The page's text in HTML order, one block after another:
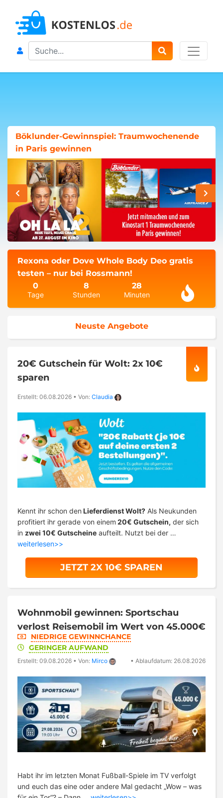
Search
Böklunder-Gewinnspiel: Traumwochenende
in Paris gewinnen
Rexona oder Dove Whole Body Deo gratis
testen – nur bei Rossmann!
0
Tage
8
Stunden
28
Minuten
Neuste Angebote
20€ Gutschein für Wolt: 2x 10€
sparen
Erstellt: 06.08.2026 • Von: Claudia
Kennt ihr schon den Lieferdienst Wolt? Als Neukunden
profitiert ihr gerade von einem 20€ Gutschein, der sich
in zwei 10€ Gutscheine aufteilt. Nutzt bei der …
weiterlesen>>
JETZT 2X 10€ SPAREN
Wohnmobil gewinnen: Sportschau
verlost Reisemobil im Wert von 45.000€
NIEDRIGE GEWINNCHANCE
GERINGER AUFWAND
Erstellt: 09.08.2026 • Von: Mirco • Ablaufdatum: 26.08.2026
Habt ihr im letzten Monat Fußball-Spiele im TV verfolgt
und euch das eine oder andere Mal gedacht „Wow – was